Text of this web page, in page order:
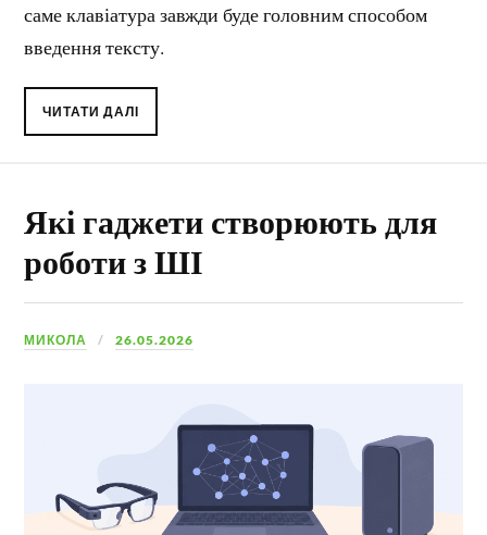
саме клавіатура завжди буде головним способом
введення тексту.
ЧИТАТИ ДАЛІ
Які гаджети створюють для
роботи з ШІ
МИКОЛА 26.05.2026